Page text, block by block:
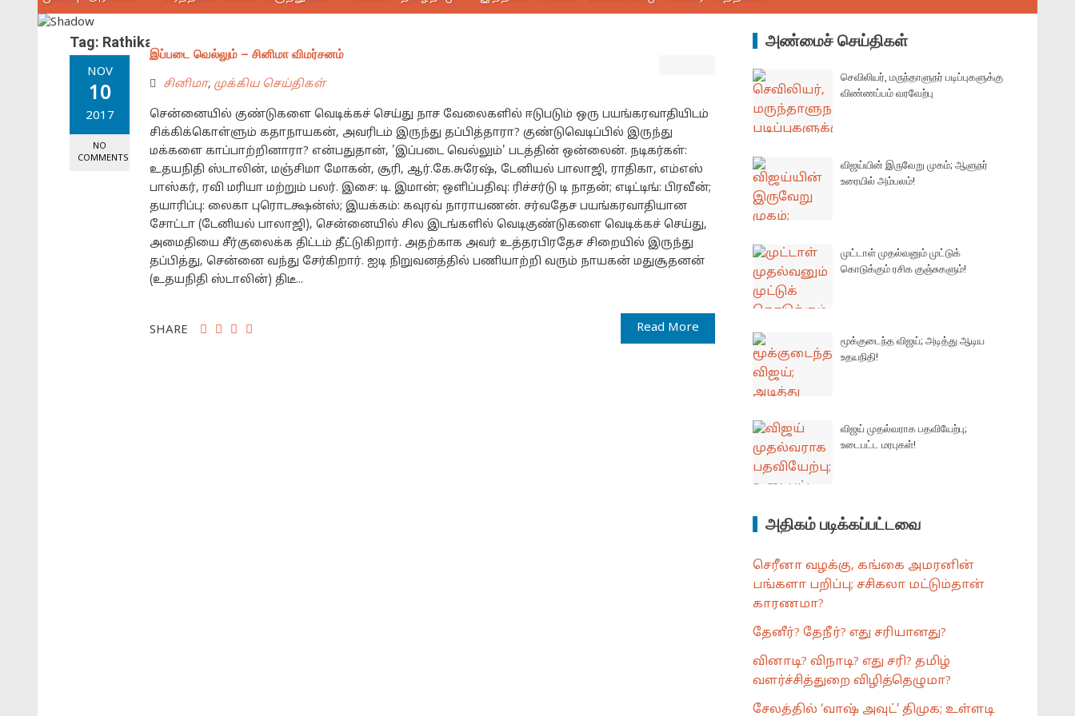
Tag: Rathika
NOV
10
2017
NO
COMMENTS
இப்படை வெல்லும் – சினிமா விமர்சனம்
சினிமா, முக்கிய செய்திகள்
சென்னையில் குண்டுகளை வெடிக்கச் செய்து நாச வேலைகளில் ஈடுபடும் ஒரு பயங்கரவாதியிடம்
சிக்கிக்கொள்ளும் கதாநாயகன், அவரிடம் இருந்து தப்பித்தாரா? குண்டுவெடிப்பில் இருந்து
மக்களை காப்பாற்றினாரா? என்பதுதான், 'இப்படை வெல்லும்' படத்தின் ஒன்லைன். நடிகர்கள்:
உதயநிதி ஸ்டாலின், மஞ்சிமா மோகன், சூரி, ஆர்.கே.சுரேஷ், டேனியல் பாலாஜி, ராதிகா, எம்எஸ்
பாஸ்கர், ரவி மரியா மற்றும் பலர். இசை: டி. இமான்; ஒளிப்பதிவு: ரிச்சர்டு டி நாதன்; எடிட்டிங்: பிரவீன்;
தயாரிப்பு: லைகா புரொடக்ஷன்ஸ்; இயக்கம்: கவுரவ் நாராயணன். சர்வதேச பயங்கரவாதியான
சோட்டா (டேனியல் பாலாஜி), சென்னையில் சில இடங்களில் வெடிகுண்டுகளை வெடிக்கச் செய்து,
அமைதியை சீர்குலைக்க திட்டம் தீட்டுகிறார். அதற்காக அவர் உத்தரபிரதேச சிறையில் இருந்து
தப்பித்து, சென்னை வந்து சேர்கிறார். ஐடி நிறுவனத்தில் பணியாற்றி வரும் நாயகன் மதுசூதனன்
(உதயநிதி ஸ்டாலின்) திடீ...
Read More
SHARE
அண்மைச் செய்திகள்
செவிலியர், மருந்தாளுநர் படிப்புகளுக்கு
விண்ணப்பம் வரவேற்பு
விஜய்யின் இருவேறு முகம்; ஆளுநர்
உரையில் அம்பலம்!
முட்டாள் முதல்வனும் முட்டுக்
கொடுக்கும் ரசிக குஞ்சுகளும்!
மூக்குடைந்த விஜய்; அடித்து ஆடிய
உதயநிதி!
விஜய் முதல்வராக பதவியேற்பு;
உடைபட்ட மரபுகள்!
அதிகம் படிக்கப்பட்டவை
செரீனா வழக்கு, கங்கை அமரனின்
பங்களா பறிப்பு; சசிகலா மட்டும்தான்
காரணமா?
தேனீர்? தேநீர்? எது சரியானது?
வினாடி? விநாடி? எது சரி? தமிழ்
வளர்ச்சித்துறை விழித்தெழுமா?
சேலத்தில் ‘வாஷ் அவுட்’ திமுக; உள்ளடி